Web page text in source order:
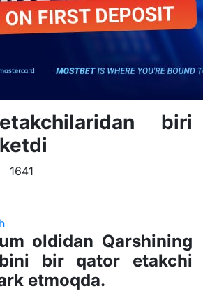
biri
1641
oldidan Qarshining
bir qator etakchi
etmoqda.